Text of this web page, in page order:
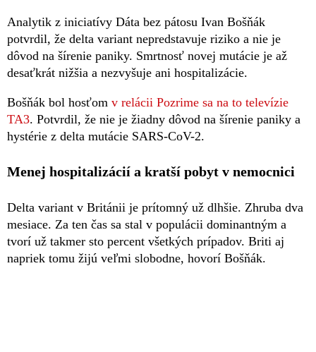
Analytik z iniciatívy Dáta bez pátosu Ivan Bošňák
potvrdil, že delta variant nepredstavuje riziko a nie je
dôvod na šírenie paniky. Smrtnosť novej mutácie je až
desaťkrát nižšia a nezvyšuje ani hospitalizácie.
Bošňák bol hosťom v relácii Pozrime sa na to televízie
TA3. Potvrdil, že nie je žiadny dôvod na šírenie paniky a
hystérie z delta mutácie SARS-CoV-2.
Menej hospitalizácií a kratší pobyt v nemocnici
Delta variant v Británii je prítomný už dlhšie. Zhruba dva
mesiace. Za ten čas sa stal v populácii dominantným a
tvorí už takmer sto percent všetkých prípadov. Briti aj
napriek tomu žijú veľmi slobodne, hovorí Bošňák.